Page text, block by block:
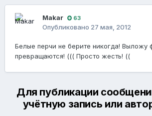
Makar 63
Опубликовано 27 мая, 2012
Белые перчи не берите никогда! Выложу
превращаются! ((( Просто жесть! ((
Для публикации
учётную запись или